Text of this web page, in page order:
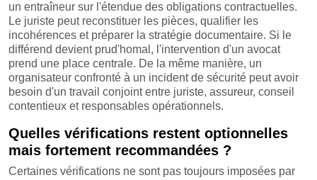
un entraîneur sur l'étendue des obligations contractuelles.
Le juriste peut reconstituer les pièces, qualifier les
incohérences et préparer la stratégie documentaire. Si le
différend devient prud'homal, l'intervention d'un avocat
prend une place centrale. De la même manière, un
organisateur confronté à un incident de sécurité peut avoir
besoin d'un travail conjoint entre juriste, assureur, conseil
contentieux et responsables opérationnels.
Quelles vérifications restent optionnelles
mais fortement recommandées ?
Certaines vérifications ne sont pas toujours imposées par